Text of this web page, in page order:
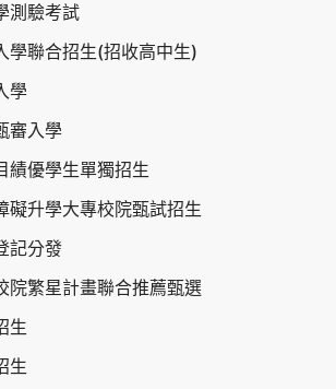
測驗考試
學聯合招生(招收高中生)
學
審入學
績優學生單獨招生
礙升學大專校院甄試招生
記分發
院繁星計畫聯合推薦甄選
生
生